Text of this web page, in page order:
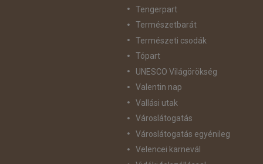
Tengerpart
Természetbarát
Természeti csodák
Tópart
UNESCO Világörökség
Valentin nap
Vallási utak
Városlátogatás
Városlátogatás egyénileg
Velencei karnevál